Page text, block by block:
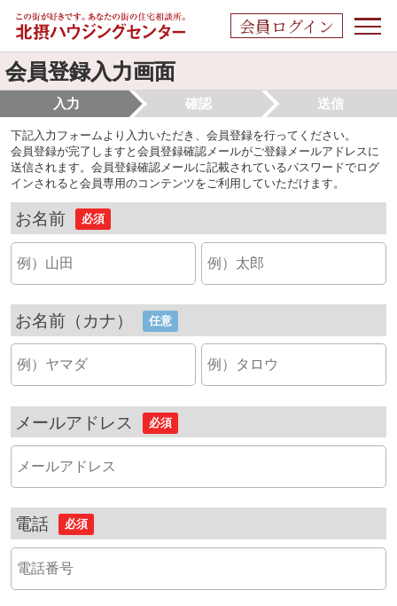
会員ログイン
会員登録入力画面
入力 確認 送信
下記入力フォームより入力いただき、会員登録を行ってください。
会員登録が完了しますと会員登録確認メールがご登録メールアドレスに
送信されます。会員登録確認メールに記載されているパスワードでログ
インされると会員専用のコンテンツをご利用していただけます。
お名前 必須
お名前（カナ） 任意
メールアドレス 必須
電話 必須